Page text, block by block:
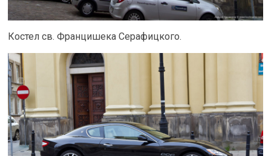
Костел св. Францишека Серафицкого.